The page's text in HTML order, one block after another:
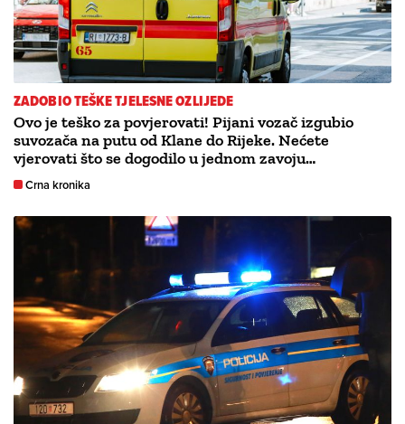
ZADOBIO TEŠKE TJELESNE OZLIJEDE
Ovo je teško za povjerovati! Pijani vozač izgubio
suvozača na putu od Klane do Rijeke. Nećete
vjerovati što se dogodilo u jednom zavoju…
Crna kronika